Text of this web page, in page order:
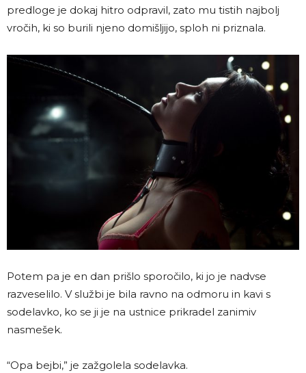
predloge je dokaj hitro odpravil, zato mu tistih najbolj
vročih, ki so burili njeno domišljijo, sploh ni priznala.
Potem pa je en dan prišlo sporočilo, ki jo je nadvse
razveselilo. V službi je bila ravno na odmoru in kavi s
sodelavko, ko se ji je na ustnice prikradel zanimiv
nasmešek.
“Opa bejbi,” je zažgolela sodelavka.